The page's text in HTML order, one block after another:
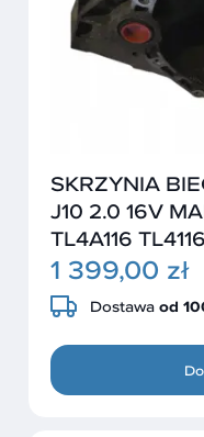
SKRZYNIA
J10 2.0 16V
TL4A116 TL4116
1 399,00 zł
Dostawa od